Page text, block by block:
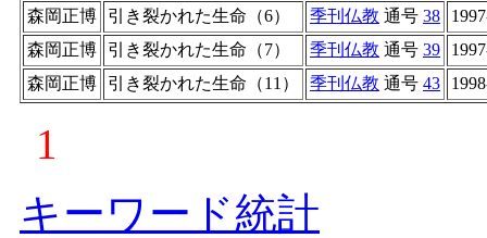
森岡正博
引き裂かれた生命（6） 季刊仏教 通号 38
森岡正博
引き裂かれた生命（7） 季刊仏教 通号 39
森岡正博
引き裂かれた生命（11） 季刊仏教 通号 43
1
キーワード統計